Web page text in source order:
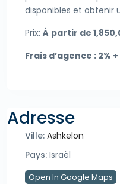
disponibles et obtenir
Prix: À partir de
Frais d’agence : 2% +
Adresse
Ville: Ashkelon
Pays: Israël
Open In Google Maps